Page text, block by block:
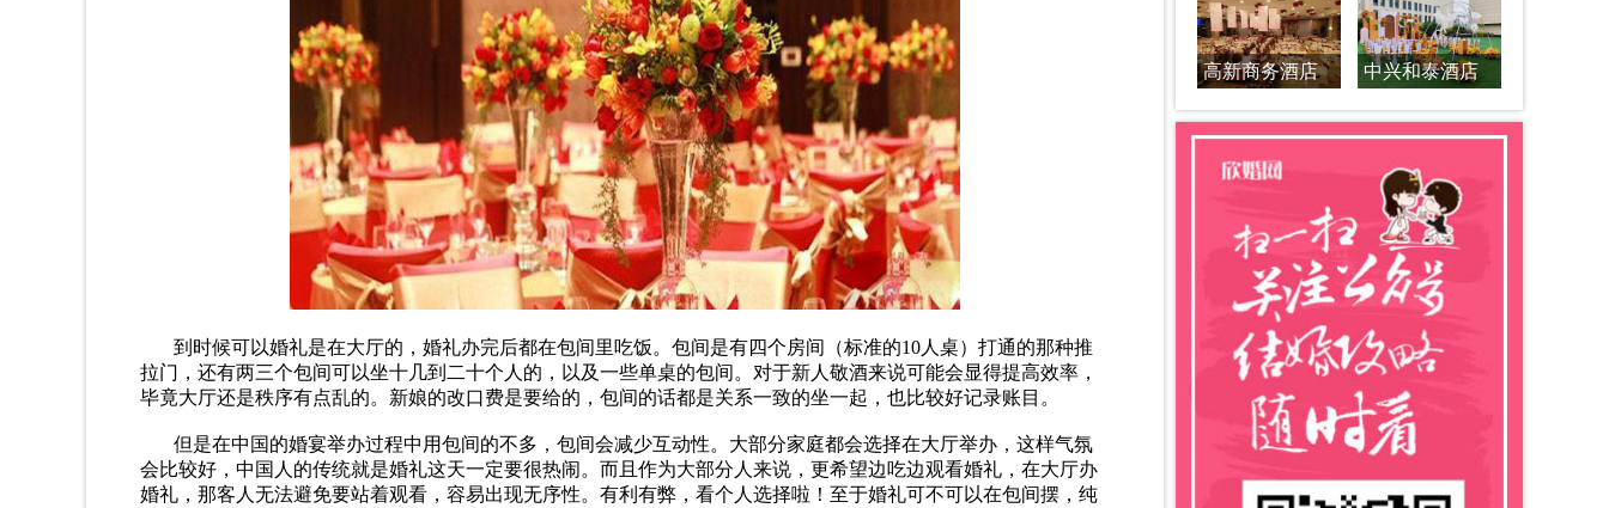
到时候可以婚礼是在大厅的，婚礼办完后都在包间里吃饭。包间是有四个房间（标准的10人桌）打通的那种推
拉门，还有两三个包间可以坐十几到二十个人的，以及一些单桌的包间。对于新人敬酒来说可能会显得提高效率，
毕竟大厅还是秩序有点乱的。新娘的改口费是要给的，包间的话都是关系一致的坐一起，也比较好记录账目。
但是在中国的婚宴举办过程中用包间的不多，包间会减少互动性。大部分家庭都会选择在大厅举办，这样气氛
会比较好，中国人的传统就是婚礼这天一定要很热闹。而且作为大部分人来说，更希望边吃边观看婚礼，在大厅办
婚礼，那客人无法避免要站着观看，容易出现无序性。有利有弊，看个人选择啦！至于婚礼可不可以在包间摆，纯
高新商务酒店 中兴和泰酒店